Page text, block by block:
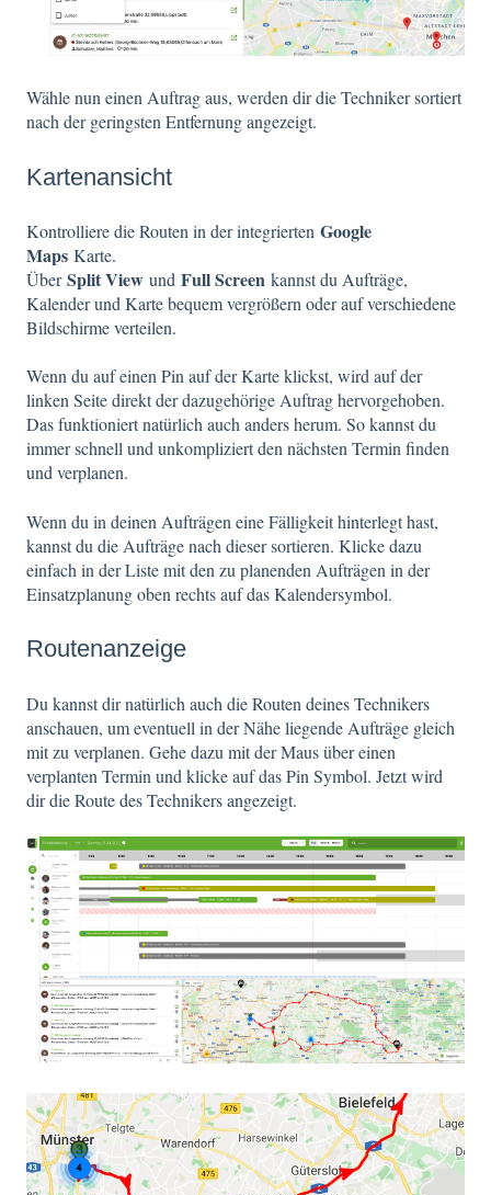
Wähle nun einen Auftrag aus, werden dir die Techniker sortiert
nach der geringsten Entfernung angezeigt.
Kartenansicht
Kontrolliere die Routen in der integrierten Google
Maps Karte.
ÜberSplit View und Full Screen kannst du Aufträge,
Kalender und Karte bequem vergrößern oder auf verschiedene
Bildschirme verteilen.
Wenn du auf einen Pin auf der Karte klickst, wird auf der
linken Seite direkt der dazugehörige Auftrag hervorgehoben.
Das funktioniert natürlich auch anders herum. So kannst du
immer schnell und unkompliziert den nächsten Termin finden
und verplanen.
Wenn du in deinen Aufträgen eine Fälligkeit hinterlegt hast,
kannst du die Aufträge nach dieser sortieren. Klicke dazu
einfach in der Liste mit den zu planenden Aufträgen in der
Einsatzplanung oben rechts auf das Kalendersymbol.
Routenanzeige
Du kannst dir natürlich auch die Routen deines Technikers
anschauen, um eventuell in der Nähe liegende Aufträge gleich
mit zu verplanen. Gehe dazu mit der Maus über einen
verplanten Termin und klicke auf das Pin Symbol. Jetzt wird
dir die Route des Technikers angezeigt.